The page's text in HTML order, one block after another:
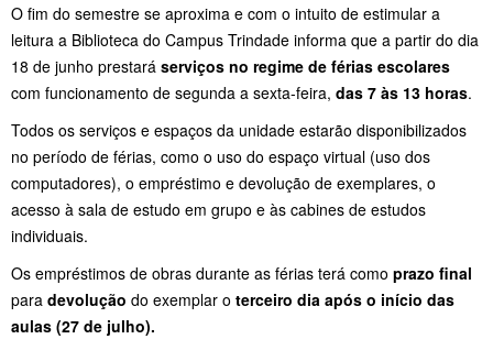
O fim do semestre se aproxima e com o intuito de estimular a
leitura a Biblioteca do Campus Trindade informa que a partir do dia
18 de junho prestará serviços no regime de férias escolares
com funcionamento de segunda a sexta-feira, das 7 às 13 horas.
Todos os serviços e espaços da unidade estarão disponibilizados
no período de férias, como o uso do espaço virtual (uso dos
computadores), o empréstimo e devolução de exemplares, o
acesso à sala de estudo em grupo e às cabines de estudos
individuais.
Os empréstimos de obras durante as férias terá como prazo final
para devolução do exemplar o terceiro dia após o início das
aulas (27 de julho).